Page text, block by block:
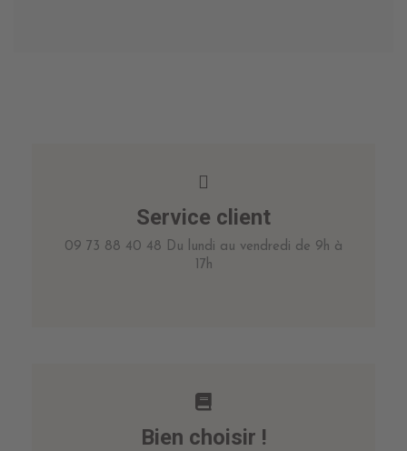
Service client
09 73 88 40 48 Du lundi au vendredi de 9h à
17h
Bien choisir !